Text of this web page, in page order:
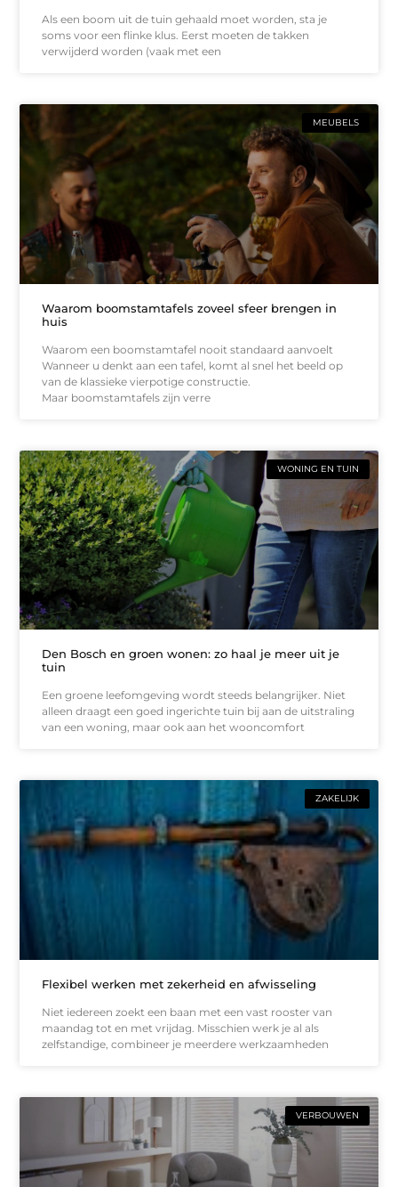
Als een boom uit de tuin gehaald moet worden, sta je
soms voor een flinke klus. Eerst moeten de takken
verwijderd worden (vaak met een
MEUBELS
Waarom boomstamtafels zoveel sfeer brengen in
huis
Waarom een boomstamtafel nooit standaard aanvoelt
Wanneer u denkt aan een tafel, komt al snel het beeld op
van de klassieke vierpotige constructie.
Maar boomstamtafels zijn verre
WONING EN TUIN
Den Bosch en groen wonen: zo haal je meer uit je
tuin
Een groene leefomgeving wordt steeds belangrijker. Niet
alleen draagt een goed ingerichte tuin bij aan de uitstraling
van een woning, maar ook aan het wooncomfort
ZAKELIJK
Flexibel werken met zekerheid en afwisseling
Niet iedereen zoekt een baan met een vast rooster van
maandag tot en met vrijdag. Misschien werk je al als
zelfstandige, combineer je meerdere werkzaamheden
VERBOUWEN